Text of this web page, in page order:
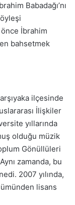
Babadağı’nı
İbrahim
bahsetmek
ilçesinde
İlişkiler
yıllarında
olduğu müzik
Gönüllüleri
zamanda, bu
2007 yılında,
lisans